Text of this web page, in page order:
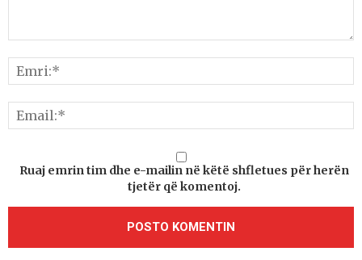
Ruaj emrin tim dhe e-mailin në këtë shfletues për herën
tjetër që komentoj.